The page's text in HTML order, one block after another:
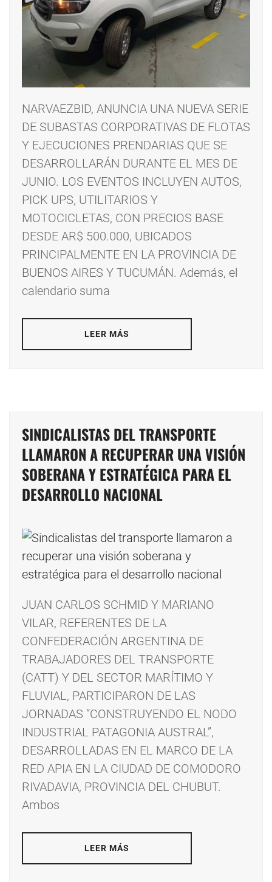
NARVAEZBID, ANUNCIA UNA NUEVA SERIE
DE SUBASTAS CORPORATIVAS DE FLOTAS
Y EJECUCIONES PRENDARIAS QUE SE
DESARROLLARÁN DURANTE EL MES DE
JUNIO. LOS EVENTOS INCLUYEN AUTOS,
PICK UPS, UTILITARIOS Y
MOTOCICLETAS, CON PRECIOS BASE
DESDE AR$ 500.000, UBICADOS
PRINCIPALMENTE EN LA PROVINCIA DE
BUENOS AIRES Y TUCUMÁN. Además, el
calendario suma
LEER MÁS
SINDICALISTAS DEL TRANSPORTE
LLAMARON A RECUPERAR UNA VISIÓN
SOBERANA Y ESTRATÉGICA PARA EL
DESARROLLO NACIONAL
JUAN CARLOS SCHMID Y MARIANO
VILAR, REFERENTES DE LA
CONFEDERACIÓN ARGENTINA DE
TRABAJADORES DEL TRANSPORTE
(CATT) Y DEL SECTOR MARÍTIMO Y
FLUVIAL, PARTICIPARON DE LAS
JORNADAS “CONSTRUYENDO EL NODO
INDUSTRIAL PATAGONIA AUSTRAL”,
DESARROLLADAS EN EL MARCO DE LA
RED APIA EN LA CIUDAD DE COMODORO
RIVADAVIA, PROVINCIA DEL CHUBUT.
Ambos
LEER MÁS